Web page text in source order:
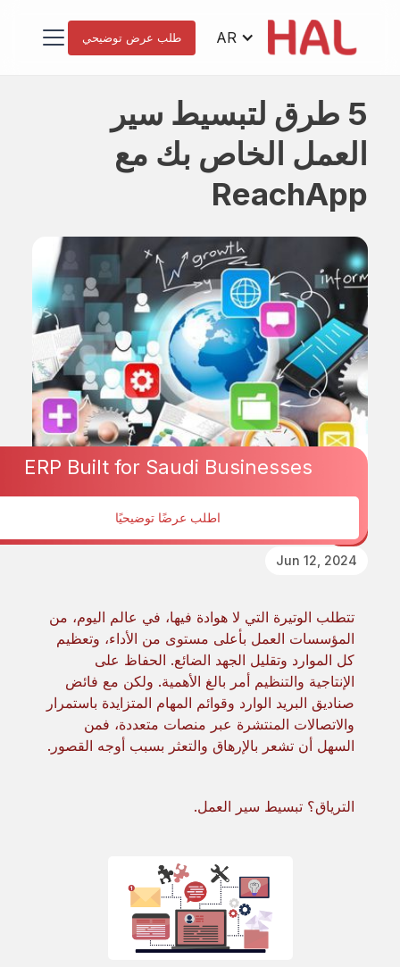
AR طلب عرض توضيحي
ERP Built for Saudi Businesses
اطلب عرضًا توضيحيًا
5 طرق لتبسيط سير
العمل الخاص بك مع
ReachApp
Jun 12, 2024
تتطلب الوتيرة التي لا هوادة فيها، في عالم اليوم، من
المؤسسات العمل بأعلى مستوى من الأداء، وتعظيم
كل الموارد وتقليل الجهد الضائع. الحفاظ على
الإنتاجية والتنظيم أمر بالغ الأهمية. ولكن مع فائض
صناديق البريد الوارد وقوائم المهام المتزايدة باستمرار
والاتصالات المنتشرة عبر منصات متعددة، فمن
السهل أن تشعر بالإرهاق والتعثر بسبب أوجه القصور.
الترياق؟ تبسيط سير العمل.